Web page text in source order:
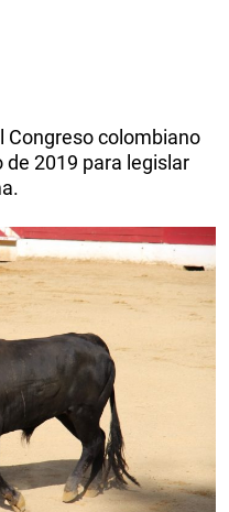
Congreso colombiano
de 2019 para legislar